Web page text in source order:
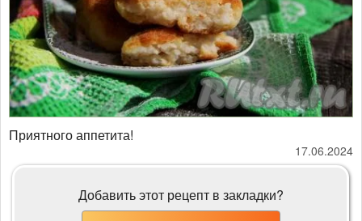
Приятного аппетита!
17.06.2024
Добавить этот рецепт в закладки?